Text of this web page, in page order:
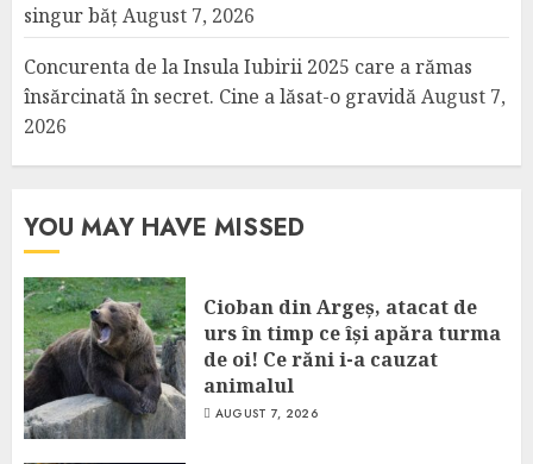
singur bățAugust 7, 2026
Concurenta de la Insula Iubirii 2025 care a rămas
însărcinată în secret. Cine a lăsat-o gravidăAugust 7,
2026
YOU MAY HAVE MISSED
Cioban din Argeș, atacat de
urs în timp ce își apăra turma
de oi! Ce răni i-a cauzat
animalul
AUGUST 7, 2026